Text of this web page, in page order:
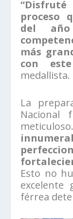
proceso
del
más
con
medallista.
La
Nacional
Esto no
férrea